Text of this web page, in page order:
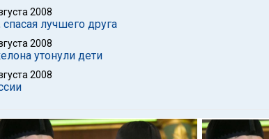
2008
лучшего друга
2008
утонули дети
2008